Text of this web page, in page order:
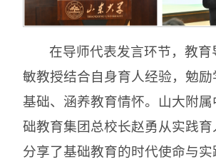
在导师代表发言环节，教育
敏教授结合自身育人经验，勉
基础、涵养教育情怀。山大附
础教育集团总校长赵勇从实践育
分享了基础教育的时代使命与